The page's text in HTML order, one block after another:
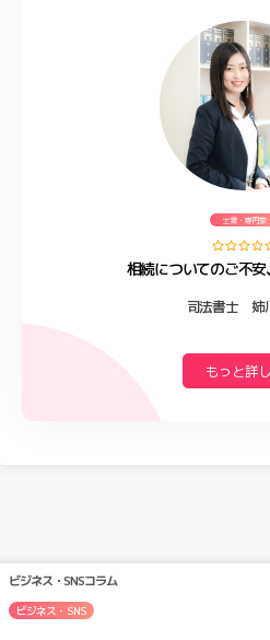
士業・専門家
相続についてのご不安
司法書士 姉
もっと詳
ビジネス・SNSコラム
ビジネス・SNS